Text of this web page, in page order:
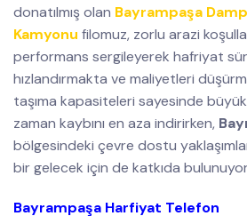
donatılmış olan Bayrampaşa
Kamyonu filomuz, zorlu arazi
performans sergileyerek hafriyat
hızlandırmakta ve maliyetleri
taşıma kapasiteleri sayesinde
zaman kaybını en aza indirirken,
bölgesindeki çevre dostu
bir gelecek için de katkıda
Bayrampaşa Harfiyat Telefon